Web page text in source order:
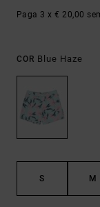
Paga 3 x € 20,00
COR Blue Haze
S M